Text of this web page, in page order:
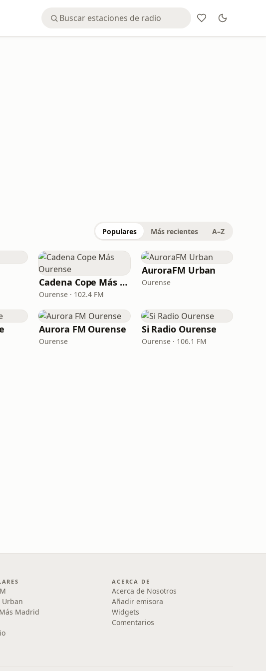
Populares Más recientes A–Z
Cadena Cope Más Ourense
Ourense · 102.4 FM
AuroraFM Urban
Ourense
Aurora FM Ourense
Ourense
Si Radio Ourense
Ourense · 106.1 FM
Urban
Madrid
ACERCA DE
Acerca de Nosotros
Añadir emisora
Widgets
Comentarios